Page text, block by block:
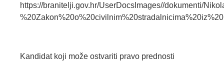
https://branitelji.gov.hr/UserDocsImages//dokumenti/
Kandidat koji može ostvariti pravo prednosti